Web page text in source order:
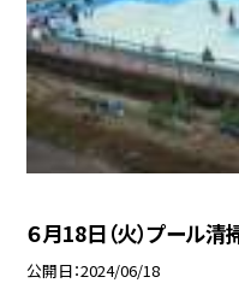
６月18日（火）プール清
公開日 2024/06/18